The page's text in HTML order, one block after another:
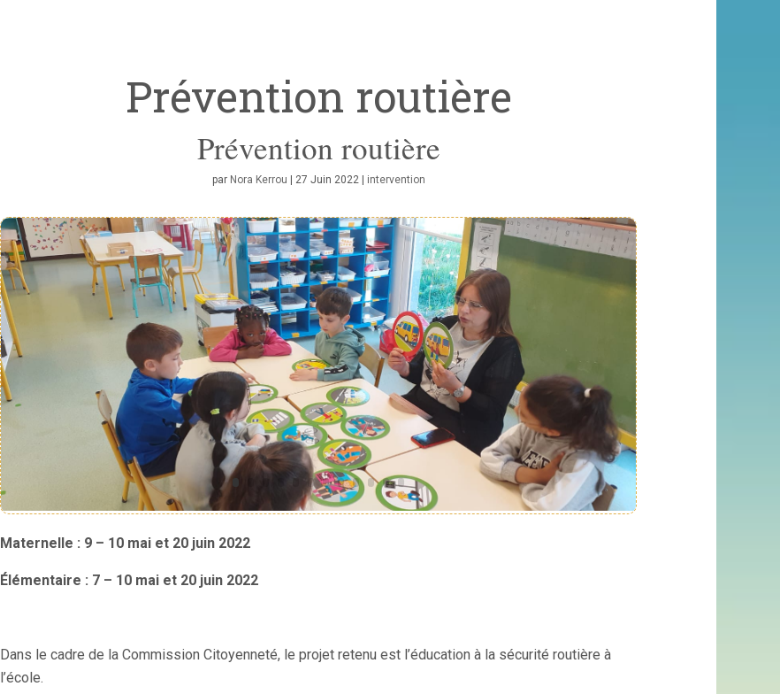
Prévention routière
Prévention routière
par Nora Kerrou | 27 Juin 2022 | intervention
Maternelle : 9 – 10 mai et 20 juin 2022
Élémentaire : 7 – 10 mai et 20 juin 2022
Dans le cadre de la Commission Citoyenneté, le projet retenu est l’éducation à la sécurité routière à
l’école.